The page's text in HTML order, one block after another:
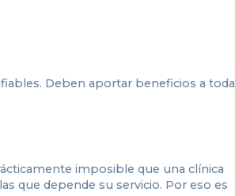
Deben aportar beneficios a
imposible que una clínica
que depende su servicio. Por eso es